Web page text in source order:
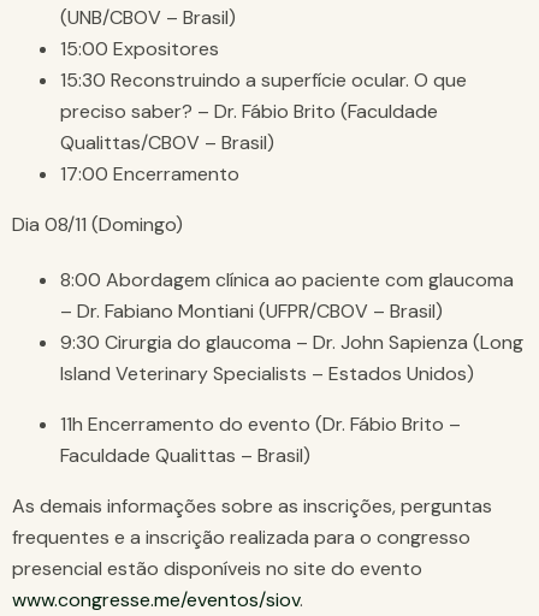
(UNB/CBOV – Brasil)
15:00 Expositores
15:30 Reconstruindo a superfície ocular. O que
preciso saber? – Dr. Fábio Brito (Faculdade
Qualittas/CBOV – Brasil)
17:00 Encerramento
Dia 08/11 (Domingo)
8:00 Abordagem clínica ao paciente com glaucoma
– Dr. Fabiano Montiani (UFPR/CBOV – Brasil)
9:30 Cirurgia do glaucoma – Dr. John Sapienza (Long
Island Veterinary Specialists – Estados Unidos)
11h Encerramento do evento (Dr. Fábio Brito –
Faculdade Qualittas – Brasil)
As demais informações sobre as inscrições, perguntas
frequentes e a inscrição realizada para o congresso
presencial estão disponíveis no site do evento
www.congresse.me/eventos/siov.